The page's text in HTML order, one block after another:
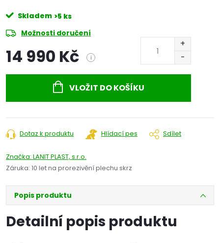
Skladem >5 ks
Možnosti doručení
14 990 Kč i
VLOŽIT DO KOŠÍKU
Dotaz k produktu Hlídací pes Sdílet
Značka: LANIT PLAST, s.r.o.
Záruka: 10 let na prorezivění plechu skrz
Popis produktu
Detailní popis produktu